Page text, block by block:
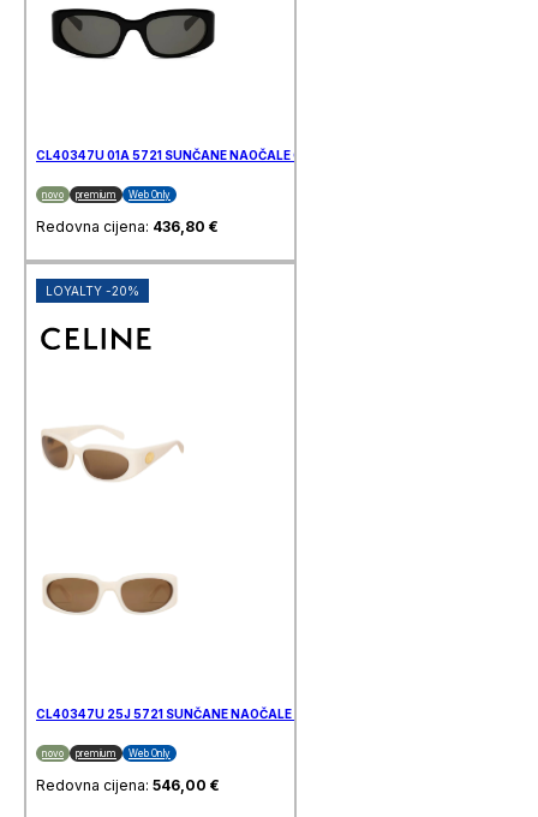
CL40347U 01A 5721 SUNČANE NAOČALE CELINE
novo premium Web Only
Redovna cijena: 436,80 €
LOYALTY -20%
CL40347U 25J 5721 SUNČANE NAOČALE CELINE
novo premium Web Only
Redovna cijena: 546,00 €